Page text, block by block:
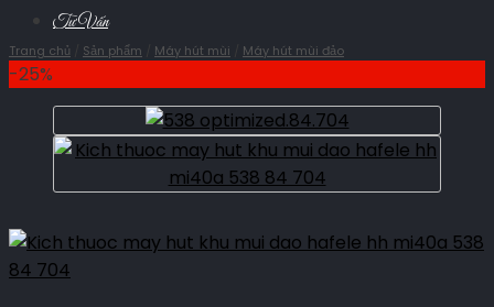
Tư Vấn
Trang chủ Sản phẩm Máy hút mùi Máy hút mùi đảo
-25%